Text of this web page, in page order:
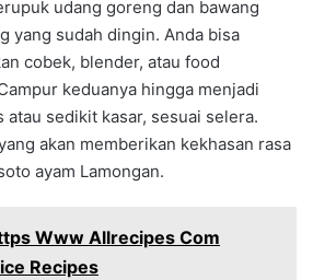
udang goreng dan bawang
yang sudah dingin. Anda bisa
cobek, blender, atau food
keduanya hingga menjadi
atau sedikit kasar, sesuai selera.
akan memberikan kekhasan rasa
ayam Lamongan.
Www Allrecipes Com
Recipes